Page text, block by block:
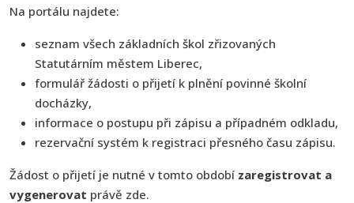
Na portálu najdete:
seznam všech základních škol zřizovaných
Statutárním městem Liberec,
formulář žádosti o přijetí k plnění povinné školní
docházky,
informace o postupu při zápisu a případném odkladu,
rezervační systém k registraci přesného času zápisu.
Žádost o přijetí je nutné v tomto období zaregistrovat a
vygenerovat právě zde.